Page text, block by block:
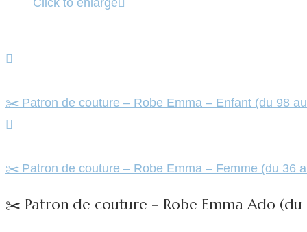
✂️ Patron de couture – Robe Emma – Enfant (du 98
✂️ Patron de couture – Robe Emma – Femme (du 36
✂️ Patron de couture – Robe Emma Ado (du